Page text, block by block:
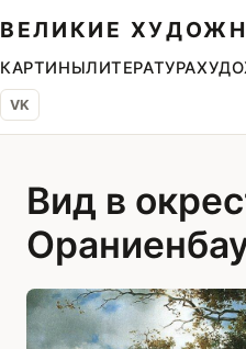
ВЕЛИКИЕ
КАРТИНЫЛИТЕРАТУРА
VK
Вид в